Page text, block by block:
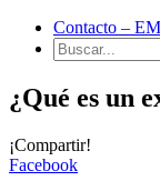
Contacto –
Buscar...
¿Qué es un
¡Compartir!
Facebook